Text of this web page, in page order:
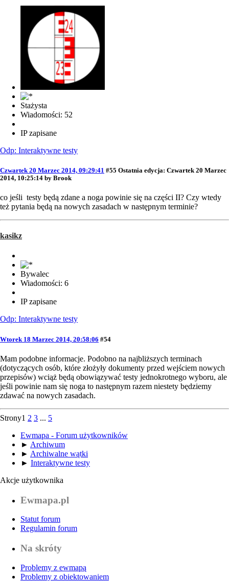
Stażysta
Wiadomości: 52
IP zapisane
Odp: Interaktywne testy
Czwartek 20 Marzec 2014, 09:29:41 #55 Ostatnia edycja: Czwartek 20 Marzec
2014, 10:25:14 by Brook
co jeśli testy będą zdane a noga powinie się na części II? Czy wtedy
też pytania będą na nowych zasadach w następnym terminie?
kasikz
Bywalec
Wiadomości: 6
IP zapisane
Odp: Interaktywne testy
Wtorek 18 Marzec 2014, 20:58:06 #54
Mam podobne informacje. Podobno na najbliższych terminach
(dotyczących osób, które złożyły dokumenty przed wejściem nowych
przepisów) wciąż będą obowiązywać testy jednokrotnego wyboru, ale
jeśli powinie nam się noga to następnym razem niestety będziemy
zdawać na nowych zasadach.
Strony1 2 3 ... 5
Ewmapa - Forum użytkowników
► Archiwum
► Archiwalne wątki
► Interaktywne testy
Akcje użytkownika
Ewmapa.pl
Statut forum
Regulamin forum
Na skróty
Problemy z ewmapą
Problemy z obiektowaniem